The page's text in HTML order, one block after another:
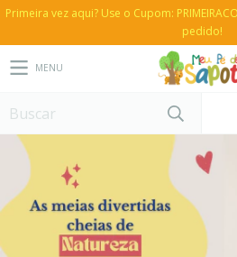
Primeira vez aqui? Use o Cupom:
pedido!
MENU